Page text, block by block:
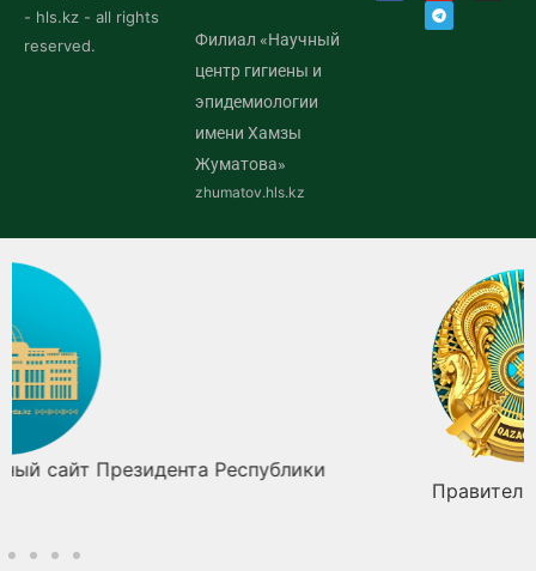
- hls.kz - all rights
reserved.
Филиал «Научный
центр гигиены и
эпидемиологии
имени Хамзы
Жуматова»
zhumatov.hls.kz